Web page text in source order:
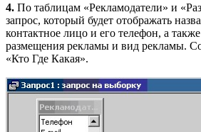
4. По таблицам «Рекламодатели» и
запрос, который будет отображать
контактное лицо и его телефон, а
размещения рекламы и вид рекламы.
«Кто Где Какая».